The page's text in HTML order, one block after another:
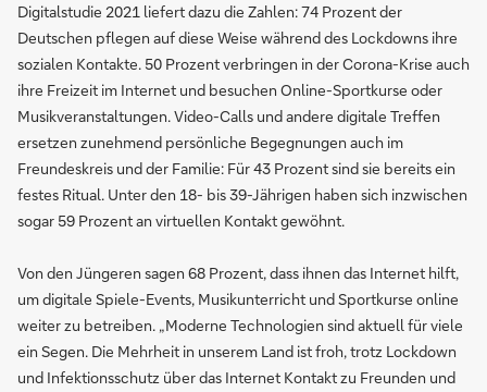
Digitalstudie 2021 liefert dazu die Zahlen: 74 Prozent der
Deutschen pflegen auf diese Weise während des Lockdowns ihre
sozialen Kontakte. 50 Prozent verbringen in der Corona-Krise auch
ihre Freizeit im Internet und besuchen Online-Sportkurse oder
Musikveranstaltungen. Video-Calls und andere digitale Treffen
ersetzen zunehmend persönliche Begegnungen auch im
Freundeskreis und der Familie: Für 43 Prozent sind sie bereits ein
festes Ritual. Unter den 18- bis 39-Jährigen haben sich inzwischen
sogar 59 Prozent an virtuellen Kontakt gewöhnt.
Von den Jüngeren sagen 68 Prozent, dass ihnen das Internet hilft,
um digitale Spiele-Events, Musikunterricht und Sportkurse online
weiter zu betreiben. „Moderne Technologien sind aktuell für viele
ein Segen. Die Mehrheit in unserem Land ist froh, trotz Lockdown
und Infektionsschutz über das Internet Kontakt zu Freunden und